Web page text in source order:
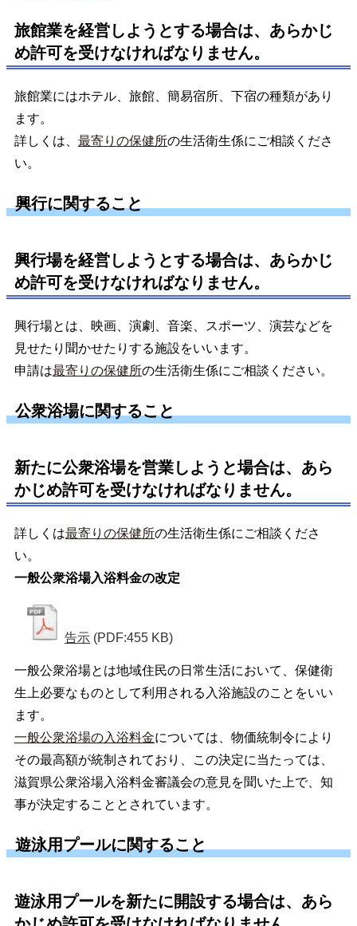
旅館業を経営しようとする場合は、あらかじ
め許可を受けなければなりません。
旅館業にはホテル、旅館、簡易宿所、下宿の種類があり
ます。
詳しくは、 最寄りの保健所の生活衛生係にご相談くださ
い。
興行に関すること
興行場を経営しようとする場合は、あらかじ
め許可を受けなければなりません。
興行場とは、映画、演劇、音楽、スポーツ、演芸などを
見せたり聞かせたりする施設をいいます。
申請は最寄りの保健所の生活衛生係にご相談ください。
公衆浴場に関すること
新たに公衆浴場を営業しようと場合は、あら
かじめ許可を受けなければなりません。
詳しくは最寄りの保健所の生活衛生係にご相談くださ
い。
一般公衆浴場入浴料金の改定
告示 (PDF:455 KB)
一般公衆浴場とは地域住民の日常生活において、保健衛
生上必要なものとして利用される入浴施設のことをいい
ます。
一般公衆浴場の入浴料金については、物価統制令により
その最高額が統制されており、この決定に当たっては、
滋賀県公衆浴場入浴料金審議会の意見を聞いた上で、知
事が決定することとされています。
遊泳用プールに関すること
遊泳用プールを新たに開設する場合は、あら